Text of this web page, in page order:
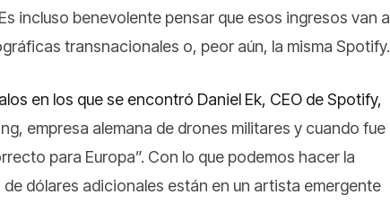
incluso benevolente pensar que esos ingresos van a
transnacionales o, peor aún, la misma Spotify.
en los que se encontró Daniel Ek, CEO de Spotify,
empresa alemana de drones militares y cuando fue
para Europa”. Con lo que podemos hacer la
de dólares adicionales están en un artista emergente